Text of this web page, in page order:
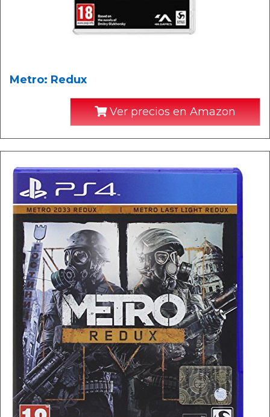
Metro: Redux
Ver precios en Amazon